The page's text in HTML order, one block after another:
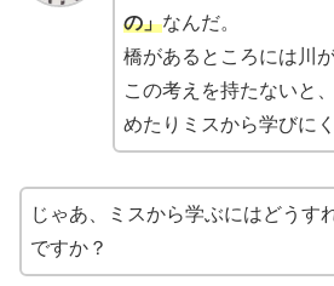
の」なんだ。
橋があるところには川
この考えを持たないと
めたりミスから学びに
じゃあ、ミスから学ぶにはどうす
ですか？